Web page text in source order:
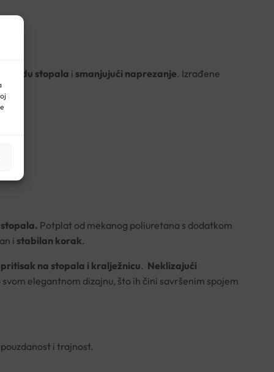
svodu stopala i smanjujući naprezanje. Izrađene
Potplat od mekanog poliuretana s dodatkom
i stabilan korak.
na stopala i kralježnicu. Neklizajući
elegantnom dizajnu, što ih čini savršenim spojem
i trajnost.